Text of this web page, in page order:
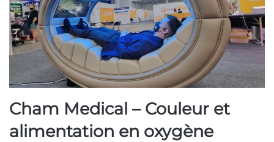
Cham Medical – Couleur et
alimentation en oxygène